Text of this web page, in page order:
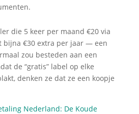
die 5 keer per maand €20 via
bijna €30 extra per jaar — een
zou besteden aan een
de “gratis” label op elke
denken ze dat ze een koopje
Nederland: De Koude